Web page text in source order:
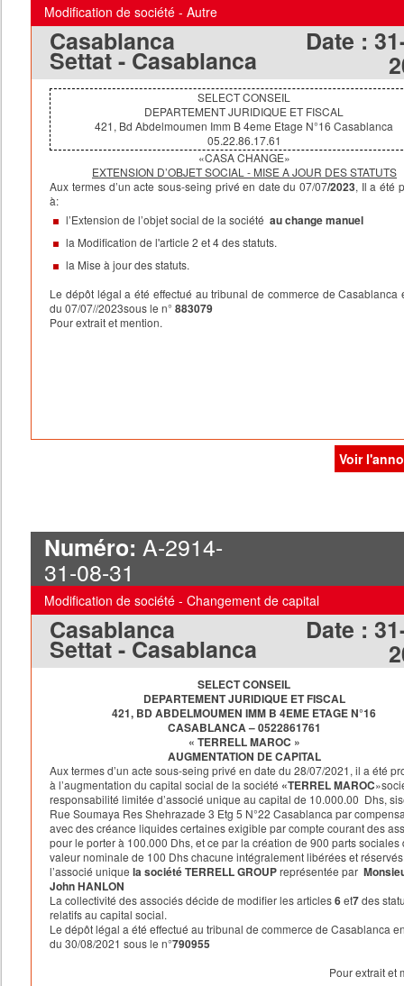
Modification de société - Autre
Casablanca
Settat - Casablanca
Date :
SELECT CONSEIL
DEPARTEMENT JURIDIQUE ET FISCAL
421, Bd Abdelmoumen Imm B 4eme Etage N°16Casablanca
05.22.86.17.61
«CASA CHANGE»
EXTENSION D’OBJET SOCIAL - MISE A JOUR DES STATUTS
Aux termes d’un acte sous-seing privé en date du 07/07/2023, Il a été
à:
l’Extension de l’objet social de la sociétéau change manuel
la Modification de l'article 2 et 4 des statuts.
la Mise à jour des statuts.
Le dépôt légal a été effectué au tribunal de commerce de Casablanca
du07/07//2023sous le n° 883079
Pour extrait et mention.
Voir
Numéro: A-2914-
31-08-31
Modification de société - Changement de capital
Casablanca
Settat - Casablanca
Date :
SELECT CONSEIL
DEPARTEMENT JURIDIQUE ET FISCAL
421, BD ABDELMOUMEN IMM B 4EME ETAGE N°16
CASABLANCA – 0522861761
« TERRELL MAROC »
AUGMENTATION DE CAPITAL
Aux termes d’un acte sous-seing privé en date du 28/07/2021, il a été
à l’augmentation du capital social de la société «TERREL MAROC
responsabilité limitée d’associé unique au capital de 10.000.00 Dhs,
Rue Soumaya Res Shehrazade 3 Etg 5 N°22 Casablanca par
avec des créance liquides certaines exigible par compte courant des
pour le porter à 100.000 Dhs, et ce par la création de 900 parts sociales
valeur nominale de 100 Dhs chacune intégralement libérées et
l’associé uniquela société TERRELL GROUPreprésentée par
John HANLON
La collectivité des associés décide de modifier les articles6et7des
relatifs au capital social.
Le dépôt légal a été effectué au tribunal de commerce de Casablanca
du 30/08/2021 sous le n°790955
Pour extrait et